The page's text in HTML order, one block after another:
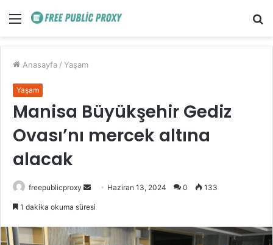
Menü
Anasayfa / Yaşam
Yaşam
Manisa Büyükşehir Gediz
Ovası’nı mercek altına
alacak
freepublicproxy
Bir
göndermek
Haziran 13, 2024 0 133
1 dakika okuma süresi